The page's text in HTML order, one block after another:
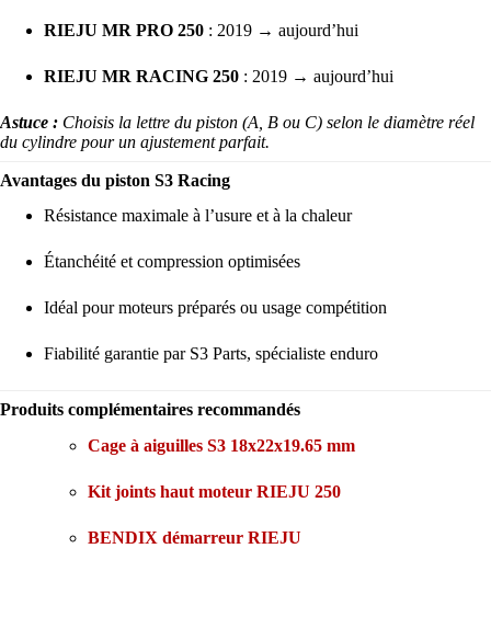
RIEJU MR PRO 250 : 2019 → aujourd’hui
RIEJU MR RACING 250 : 2019 → aujourd’hui
Astuce : Choisis la lettre du piston (A, B ou C) selon le diamètre réel
du cylindre pour un ajustement parfait.
Avantages du piston S3 Racing
Résistance maximale à l’usure et à la chaleur
Étanchéité et compression optimisées
Idéal pour moteurs préparés ou usage compétition
Fiabilité garantie par S3 Parts, spécialiste enduro
Produits complémentaires recommandés
Cage à aiguilles S3 18x22x19.65 mm
Kit joints haut moteur RIEJU 250
BENDIX démarreur RIEJU